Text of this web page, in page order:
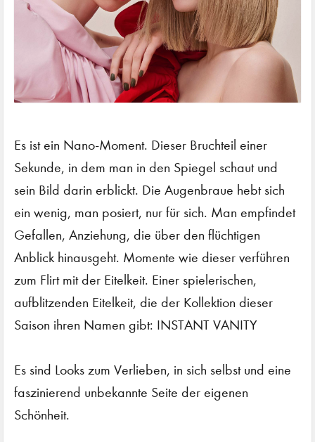
Es ist ein Nano-Moment. Dieser Bruchteil einer
Sekunde, in dem man in den Spiegel schaut und
sein Bild darin erblickt. Die Augenbraue hebt sich
ein wenig, man posiert, nur für sich. Man empfindet
Gefallen, Anziehung, die über den flüchtigen
Anblick hinausgeht. Momente wie dieser verführen
zum Flirt mit der Eitelkeit. Einer spielerischen,
aufblitzenden Eitelkeit, die der Kollektion dieser
Saison ihren Namen gibt: INSTANT VANITY
Es sind Looks zum Verlieben, in sich selbst und eine
faszinierend unbekannte Seite der eigenen
Schönheit.